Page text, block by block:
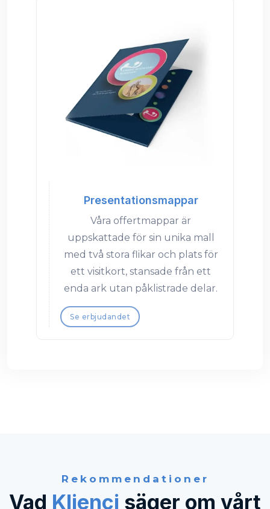
Presentationsmappar
Våra offertmappar är
uppskattade för sin unika mall
med två stora flikar och plats för
ett visitkort, stansade från ett
enda ark utan påklistrade delar.
Se erbjudandet
Rekommendationer
Vad Klienci säger om vårt